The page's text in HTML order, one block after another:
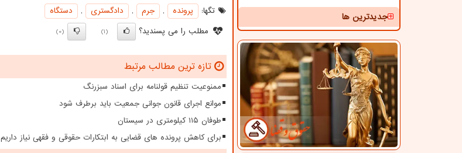
جدیدترین ها
تگها:
پرونده , جرم , دادگستری ,
دستگاه
مطلب را می پسندید؟
(1)
(0)
تازه ترین مطالب مرتبط
ممنوعیت تنظیم قولنامه برای اسناد سبزرنگ
موانع اجرای قانون جوانی جمعیت باید برطرف شود
طوفان ۱۱۵ کیلومتری در سیستان
برای کاهش پرونده های قضایی به ابتکارات حقوقی و فقهی نیاز داریم